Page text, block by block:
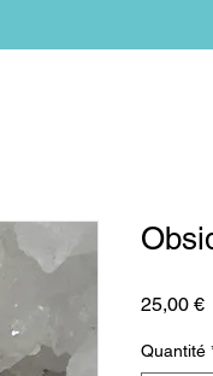
25,00 €
Quantité